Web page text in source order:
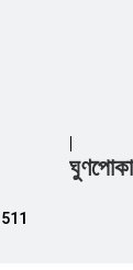
Add to cart
ঘুণপোকা
511